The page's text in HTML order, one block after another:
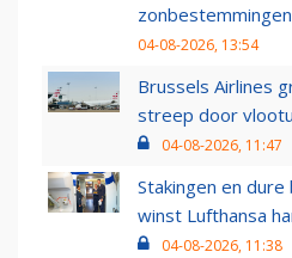
zonbestemmingen
04-08-2026, 13:54
Brussels Airlines
streep door
04-08-2026, 11:47
Stakingen en
winst Lufthansa
04-08-2026, 11:38